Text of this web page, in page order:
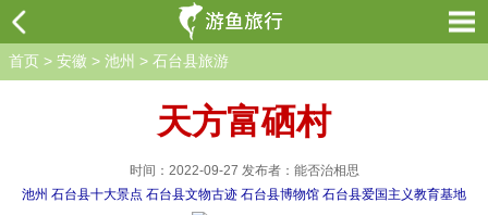
首页 > 安徽 > 池州 > 石台县旅游
天方富硒村
时间：2022-09-27 发布者：能否治相思
池州 石台县十大景点 石台县文物古迹 石台县博物馆 石台县爱国主义教育基地